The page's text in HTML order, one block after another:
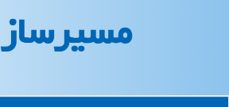
مسیرساز